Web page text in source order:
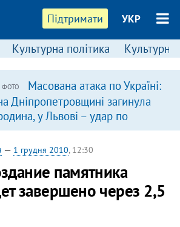
Підтримати УКР
Культурна політика Культурні
ФОТО
Масована атака по Україні:
Дніпропетровщині загинула
у Львові – удар по
— 1 грудня 2010, 12:30
памятника
завершено через 2,5